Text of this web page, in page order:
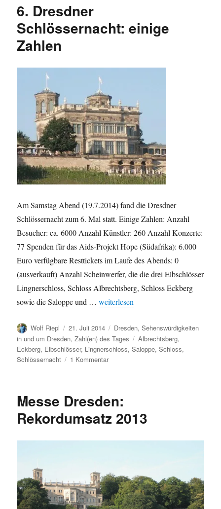
Dresdner
6. Dresdner
Schlössernacht: einige
Zahlen
Am Samstag Abend (19.7.2014) fand die Dresdner
Schlössernacht zum 6. Mal statt. Einige Zahlen: Anzahl
Besucher: ca. 6000 Anzahl Künstler: 260 Anzahl Konzerte:
77 Spenden für das Aids-Projekt Hope (Südafrika): 6.000
Euro verfügbare Resttickets im Laufe des Abends: 0
(ausverkauft) Anzahl Scheinwerfer, die die drei Elbschlösser
Lingnerschloss, Schloss Albrechtsberg, Schloss Eckberg
sowie die Saloppe und …„6. Dresdner Schlössernacht: einige
weiterlesen
Autor
Wolf Riepl
Veröffentlicht
am
21. Juli 2014 Kategorien
Dresden,Sehenswürdigkeiten
in und um Dresden,Zahl(en) des Tages Schlagwörter
Albrechtsberg,
Eckberg, Elbschlösser, Lingnerschloss,Saloppe,Schloss,
Schlössernacht
1 Kommentarzu
einige
Messe Dresden:
Rekordumsatz 2013